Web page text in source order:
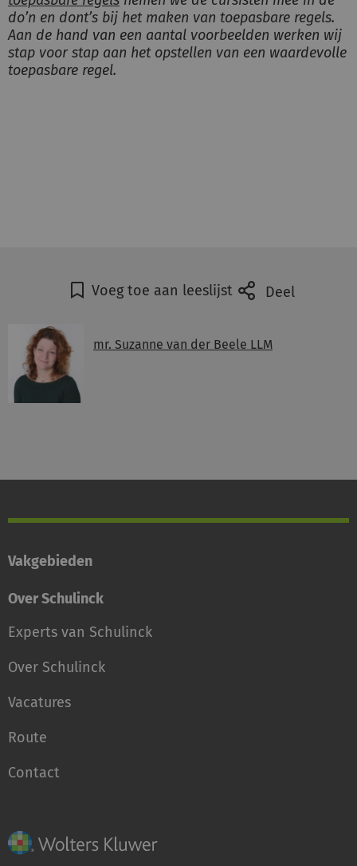
do’n en dont’s bij het maken van toepasbare regels.
Aan de hand van een aantal voorbeelden werken wij
stap voor stap aan het opstellen van een waardevolle
toepasbare regel.
Voeg toe aan leeslijst Deel
mr. Suzanne van der Beele LLM
Vakgebieden
Over Schulinck
Experts van Schulinck
Over Schulinck
Vacatures
Route
Contact